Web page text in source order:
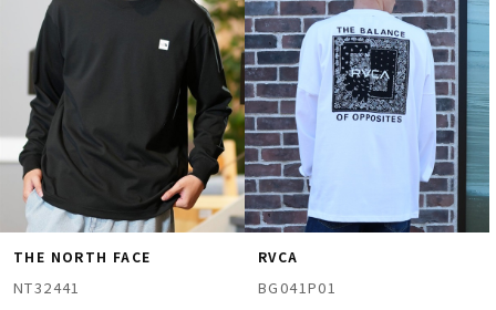
THE NORTH FACE
NT32441
RVCA
BG041P01